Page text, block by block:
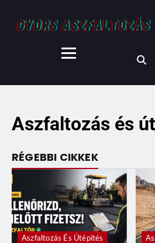
Aszfaltozás és
RÉGEBBI CIKKEK
Aszfaltozás És Útépítés